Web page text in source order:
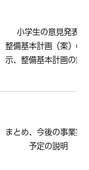
小学生の意見発表
整備基本計画（案）の
示、整備基本計画の策
まとめ、今後の事業実
予定の説明